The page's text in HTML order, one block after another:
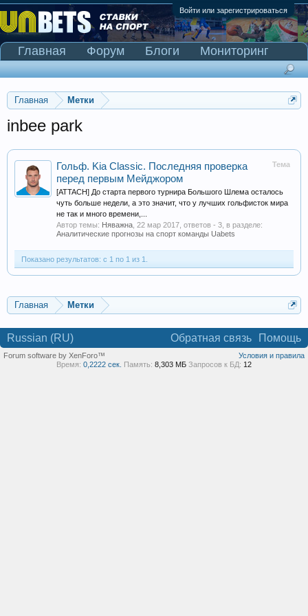
Войти или зарегистрироваться
Главная Метки
inbee park
Тема
Гольф. Kia Classic. Последняя проверка
перед первым Мейджором
[ATTACH] До старта первого турнира Большого Шлема осталось
чуть больше недели, а это значит, что у лучших гольфисток мира
не так и много времени,...
Автор темы: Няважна 22 мар 2017 , ответов - 3, в разделе:
Аналитические прогнозы на спорт команды Uabets
Показано результатов: с 1 по 1 из 1.
Главная Метки
Главная Форум Блоги
Мониторинг
Сканер Pinnacle
Russian (RU) Обратная связь Помощь
Условия и правила
Forum software by XenForo™
Время: 0,2222 сек. Память: 8,303 МБ Запросов к БД: 12